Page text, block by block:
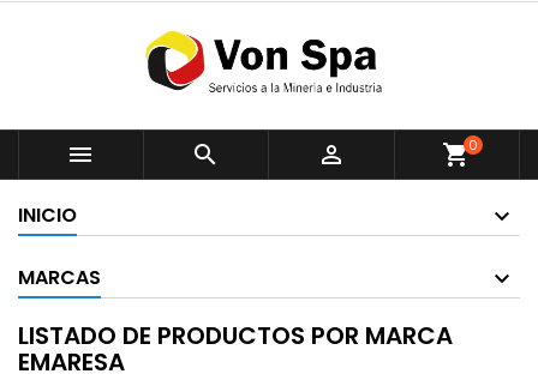
   shopping_cart0
INICIO
MARCAS
LISTADO DE PRODUCTOS POR MARCA
EMARESA